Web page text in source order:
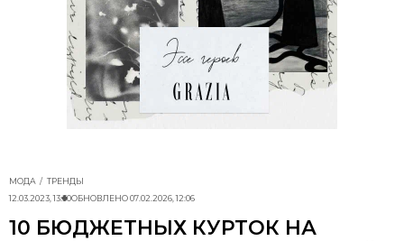
МОДА
ТРЕНДЫ
12.03.2023, 13:30ОБНОВЛЕНО07.02.2026, 12:06
10 БЮДЖЕТНЫХ КУРТОК НА